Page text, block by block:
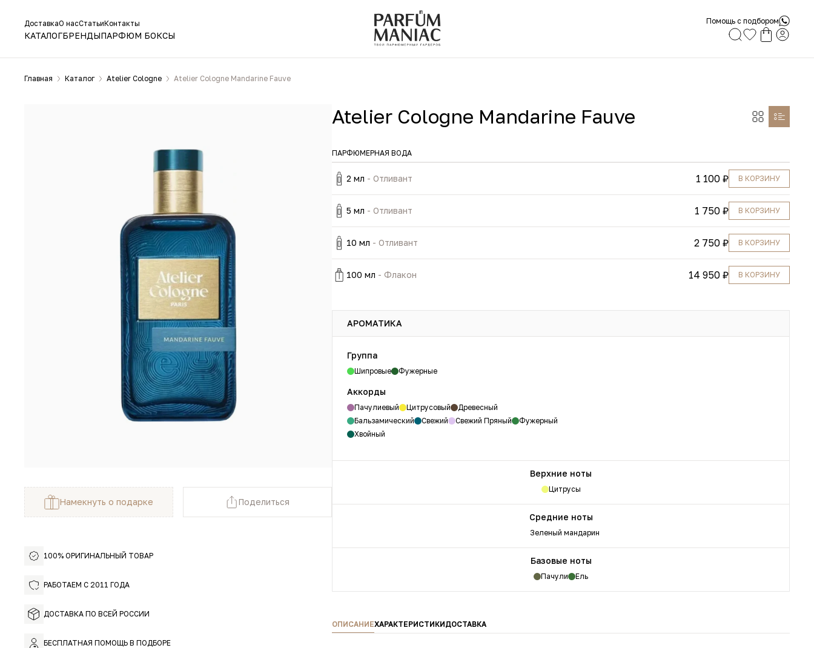
ДоставкаО насСтатьиКонтакты
КАТАЛОГБРЕНДЫПАРФЮМ БОКСЫ
Помощь с подбором
Главная Каталог Atelier Cologne Atelier Cologne Mandarine Fauve
Намекнуть о подарке Поделиться
100% ОРИГИНАЛЬНЫЙ ТОВАР
РАБОТАЕМ С 2011 ГОДА
ДОСТАВКА ПО ВСЕЙ РОССИИ
БЕСПЛАТНАЯ ПОМОЩЬ В ПОДБОРЕ
Atelier Cologne Mandarine Fauve
ПАРФЮМЕРНАЯ ВОДА
2 мл - Отливант 1 100 ₽ В КОРЗИНУ
5 мл - Отливант 1 750 ₽ В КОРЗИНУ
10 мл - Отливант 2 750 ₽ В КОРЗИНУ
100 мл - Флакон 14 950 ₽ В КОРЗИНУ
АРОМАТИКА
Группа
Шипровые Фужерные
Аккорды
Пачулиевый Цитрусовый
Древесный
Бальзамический
Свежий Свежий Пряный
Фужерный
Хвойный
Верхние ноты
Цитрусы
Средние ноты
Зеленый мандарин
Базовые ноты
Пачули Ель
ОПИСАНИЕХАРАКТЕРИСТИКИДОСТАВКА